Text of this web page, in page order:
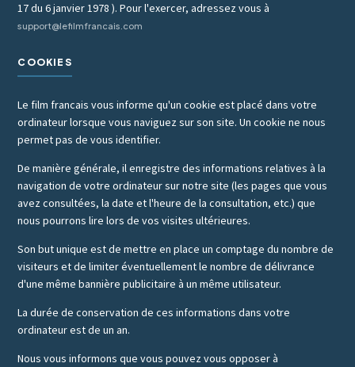
17 du 6 janvier 1978 ). Pour l'exercer, adressez vous à
support@lefilmfrancais.com
COOKIES
Le film francais vous informe qu'un cookie est placé dans votre
ordinateur lorsque vous naviguez sur son site. Un cookie ne nous
permet pas de vous identifier.
De manière générale, il enregistre des informations relatives à la
navigation de votre ordinateur sur notre site (les pages que vous
avez consultées, la date et l'heure de la consultation, etc.) que
nous pourrons lire lors de vos visites ultérieures.
Son but unique est de mettre en place un comptage du nombre de
visiteurs et de limiter éventuellement le nombre de délivrance
d'une même bannière publicitaire à un même utilisateur.
La durée de conservation de ces informations dans votre
ordinateur est de un an.
Nous vous informons que vous pouvez vous opposer à